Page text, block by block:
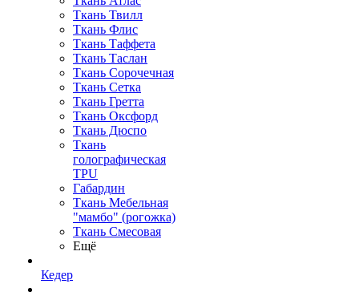
Ткань Твилл
Ткань Флис
Ткань Таффета
Ткань Таслан
Ткань Сорочечная
Ткань Сетка
Ткань Гретта
Ткань Оксфорд
Ткань Дюспо
Ткань
голографическая
TPU
Габардин
Ткань Мебельная
"мамбо" (рогожка)
Ткань Смесовая
Ещё
Кедер